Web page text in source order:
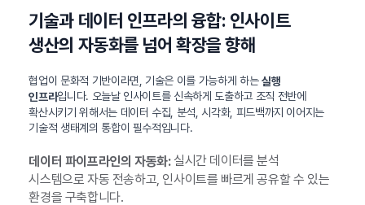
기술과 데이터 인프라의 융합: 인사이트
생산의 자동화를 넘어 확장을 향해
협업이 문화적 기반이라면, 기술은 이를 가능하게 하는실행
인프라입니다. 오늘날 인사이트를 신속하게 도출하고 조직 전반에
확산시키기 위해서는 데이터 수집, 분석, 시각화, 피드백까지 이어지는
기술적 생태계의 통합이 필수적입니다.
데이터 파이프라인의 자동화:실시간 데이터를 분석
시스템으로 자동 전송하고, 인사이트를 빠르게 공유할 수 있는
환경을 구축합니다.